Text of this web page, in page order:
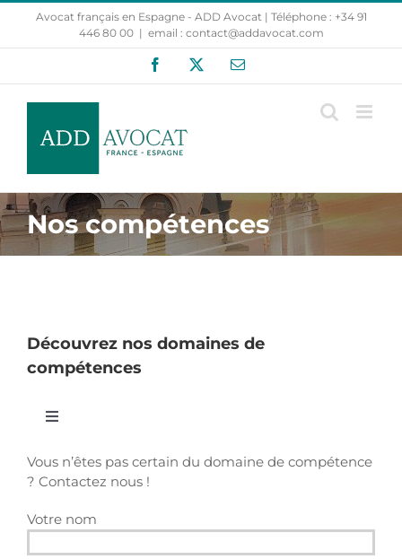
Passer
contenu
Avocat français en Espagne - ADD Avocat | Téléphone : +34 91
446 80 00 | email : contact@addavocat.com
Facebook Email
Nos compétences
Découvrez nos domaines de
compétences
Toggle
Droit fiscal en Espagne
Agent commercial en Espagne et distribution
Vous n’êtes pas certain du domaine de compétence
? Contactez nous !
Votre nom